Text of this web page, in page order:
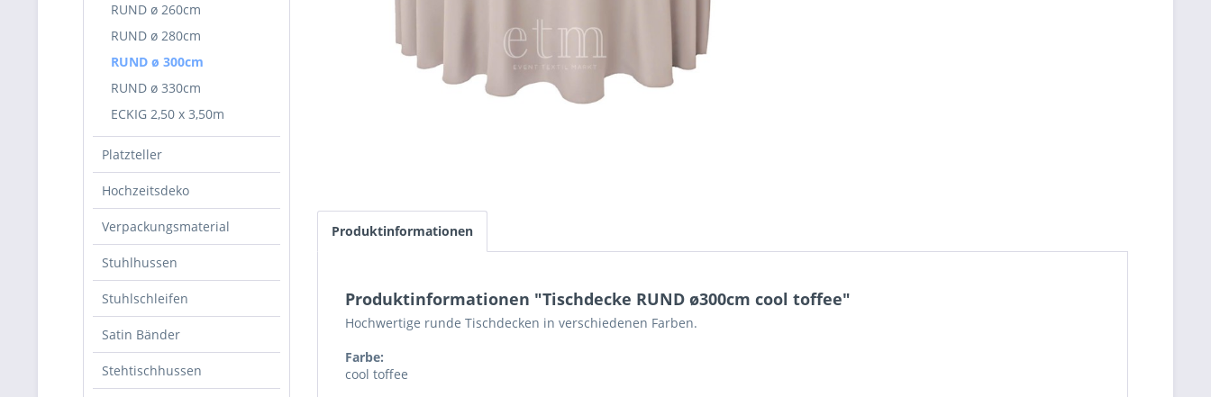
RUND ø 260cm
RUND ø 280cm
RUND ø 300cm
RUND ø 330cm
ECKIG 2,50 x 3,50m
Platzteller
Hochzeitsdeko
Verpackungsmaterial
Stuhlhussen
Stuhlschleifen
Satin Bänder
Stehtischhussen
Produktinformationen
Produktinformationen "Tischdecke RUND ø300cm cool toffee"
Hochwertige runde Tischdecken in verschiedenen Farben.
Farbe:
cool toffee